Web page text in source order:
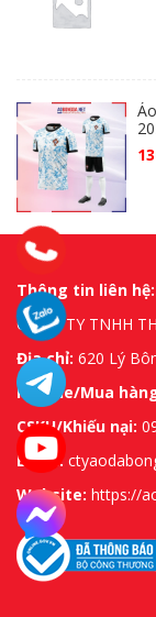
Thông tin liên hệ:
CÔNG TY TNHH
Địa chỉ: 620 Lý
Hotline/Mua
CSKH/Khiếu nại:
Email:
Website: https://